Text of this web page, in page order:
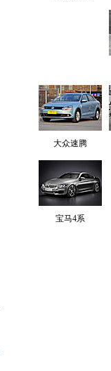
大众速腾
宝马4系